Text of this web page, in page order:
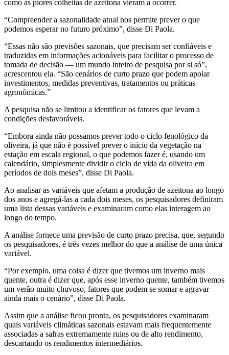
como as piores colheitas de azeitona vieram a ocorrer.
“Compreender a sazonalidade atual nos permite prever o que
podemos esperar no futuro próximo”, disse Di Paola.
“Essas não são previsões sazonais, que precisam ser confiáveis e
traduzidas em informações acionáveis para facilitar o processo de
tomada de decisão — um mundo inteiro de pesquisa por si só”,
acrescentou ela. “São cenários de curto prazo que podem apoiar
investimentos, medidas preventivas, tratamentos ou práticas
agronômicas.”
A pesquisa não se limitou a identificar os fatores que levam a
condições desfavoráveis.
“Embora ainda não possamos prever todo o ciclo fenológico da
oliveira, já que não é possível prever o início da vegetação na
estação em escala regional, o que podemos fazer é, usando um
calendário, simplesmente dividir o ciclo de vida da oliveira em
períodos de dois meses”, disse Di Paola.
Ao analisar as variáveis que afetam a produção de azeitona ao longo
dos anos e agregá-las a cada dois meses, os pesquisadores definiram
uma lista dessas variáveis e examinaram como elas interagem ao
longo do tempo.
A análise fornece uma previsão de curto prazo precisa, que, segundo
os pesquisadores, é três vezes melhor do que a análise de uma única
variável.
“Por exemplo, uma coisa é dizer que tivemos um inverno mais
quente, outra é dizer que, após esse inverno quente, também tivemos
um verão muito chuvoso, fatores que podem se somar e agravar
ainda mais o cenário”, disse Di Paola.
Assim que a análise ficou pronta, os pesquisadores examinaram
quais variáveis climáticas sazonais estavam mais frequentemente
associadas a safras extremamente ruins ou de alto rendimento,
descartando os rendimentos intermediários.